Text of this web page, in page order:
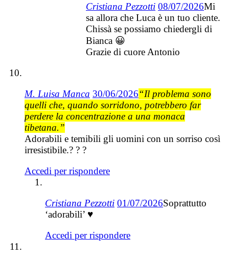
Cristiana Pezzotti 08/07/2026Mi
sa allora che Luca è un tuo cliente.
Chissà se possiamo chiedergli di
Bianca 😀
Grazie di cuore Antonio
M. Luisa Manca 30/06/2026“Il problema sono
quelli che, quando sorridono, potrebbero far
perdere la concentrazione a una monaca
tibetana.”
Adorabili e temibili gli uomini con un sorriso così
irresistibile.? ? ?
Accedi per rispondere
Cristiana Pezzotti 01/07/2026Soprattutto
‘adorabili’ ♥
Accedi per rispondere